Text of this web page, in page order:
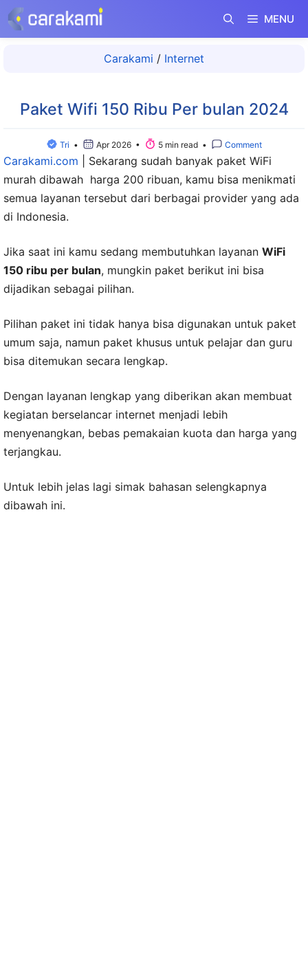
Langsung
ke
MENU
Carakami / Internet
Paket Wifi 150 Ribu Per bulan 2024
Tri • Apr 2026 • 5 min read • Comment
Carakami.com
Sekarang sudah banyak paket WiFi
murah dibawah harga 200 ribuan, kamu bisa menikmati
semua layanan tersebut dari berbagai provider yang ada
di Indonesia.
Jika saat ini kamu sedang membutuhkan layanan WiFi
150 ribu per bulan, mungkin paket berikut ini bisa
dijadikan sebagai pilihan.
Pilihan paket ini tidak hanya bisa digunakan untuk paket
umum saja, namun paket khusus untuk pelajar dan guru
bisa ditemukan secara lengkap.
Dengan layanan lengkap yang diberikan akan membuat
kegiatan berselancar internet menjadi lebih
menyenangkan, bebas pemakaian kuota dan harga yang
terjangkau.
Untuk lebih jelas lagi simak bahasan selengkapnya
dibawah ini.